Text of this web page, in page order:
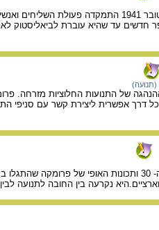
עם תחילת הרצח השיטתי של יהודים
ינואר 1941 ופועלת באזור מספר חדשים עד שהיא
(תנועה)
של התנועות החלוציות מזרחה.
כל דרך אפשרית ליצירת קשר עם סניפי
תיואר המשבר שפקד את תנועת החלוץ בפולין
נקרעה בין החובה לתנועה